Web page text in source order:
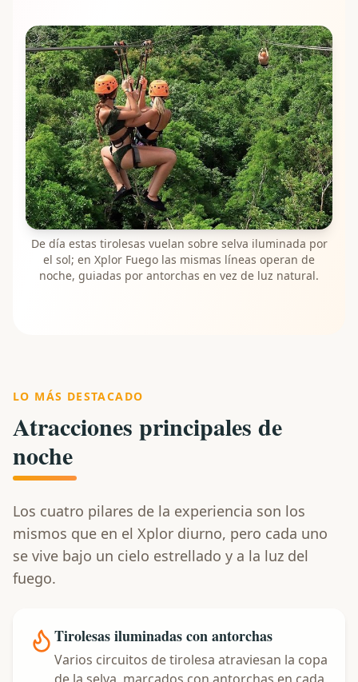
De día estas tirolesas vuelan sobre selva iluminada por
el sol; en Xplor Fuego las mismas líneas operan de
noche, guiadas por antorchas en vez de luz natural.
LO MÁS DESTACADO
Atracciones principales de
noche
Los cuatro pilares de la experiencia son los
mismos que en el Xplor diurno, pero cada uno
se vive bajo un cielo estrellado y a la luz del
fuego.
Tirolesas iluminadas con antorchas
Varios circuitos de tirolesa atraviesan la copa